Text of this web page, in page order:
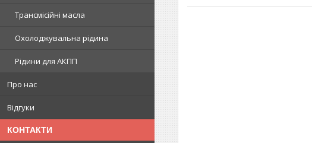
Трансмісійні масла
Охолоджувальна рідина
Рідини для АКПП
Про нас
Відгуки
КОНТАКТИ